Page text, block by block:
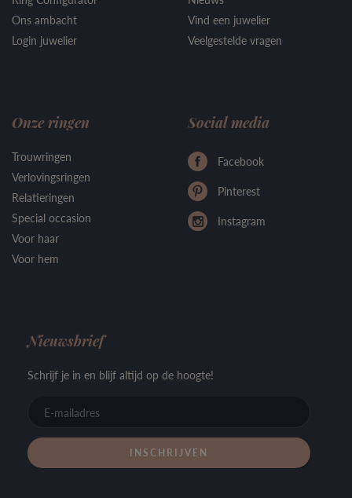
Ons ambacht
Login juwelier
Vind een juwelier
Veelgestelde vragen
Onze ringen
Trouwringen
Verlovingsringen
Relatieringen
Special occasion
Voor haar
Voor hem
Social media
Facebook
Pinterest
Instagram
Nieuwsbrief
Schrijf je in en blijf altijd op de hoogte!